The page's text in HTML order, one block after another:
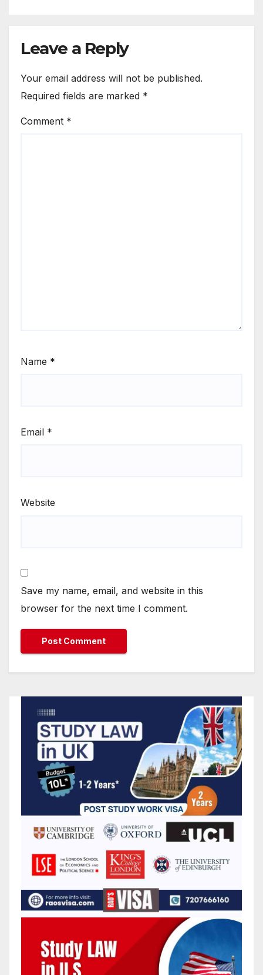
Leave a Reply
Your email address will not be published.
Required fields are marked *
Comment *
Name *
Email *
Website
Save my name, email, and website in this
browser for the next time I comment.